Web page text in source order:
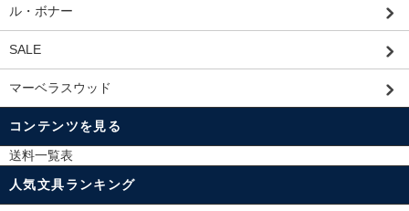
ル・ボナー
SALE
マーベラスウッド
コンテンツを見る
送料一覧表
人気文具ランキング